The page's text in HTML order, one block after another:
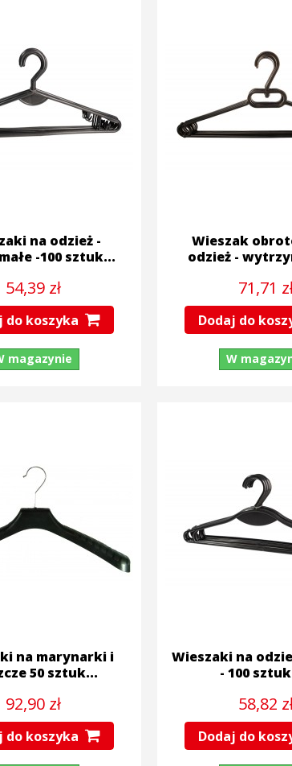
na odzież -
-100 sztuk...
54,39 zł
do koszyka
magazynie
Wieszak
odzież -
71,71
Dodaj do
W
na marynarki i
50 sztuk...
92,90 zł
do koszyka
Wieszaki na
- 100
58,82
Dodaj do